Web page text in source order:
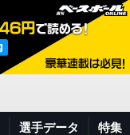
選手データ 特集